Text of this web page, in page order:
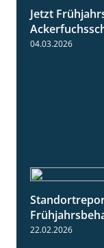
Jetzt
04.03.2026
22.02.2026